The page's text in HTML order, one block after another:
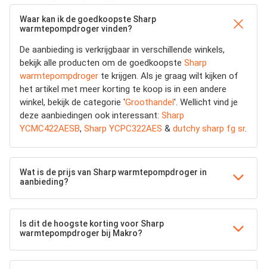
Waar kan ik de goedkoopste Sharp
warmtepompdroger vinden?
De aanbieding is verkrijgbaar in verschillende winkels,
bekijk alle producten om de goedkoopste Sharp
warmtepompdroger te krijgen. Als je graag wilt kijken of
het artikel met meer korting te koop is in een andere
winkel, bekijk de categorie 'Groothandel'. Wellicht vind je
deze aanbiedingen ook interessant: Sharp
YCMC422AESB, Sharp YCPC322AES & dutchy sharp fg sr.
Wat is de prijs van Sharp warmtepompdroger in
aanbieding?
Is dit de hoogste korting voor Sharp
warmtepompdroger bij Makro?